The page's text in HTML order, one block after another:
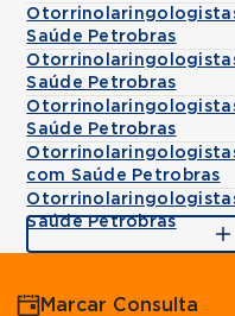
Saúde Petrobras
Saúde Petrobras
Saúde Petrobras
com Saúde Petrobras
Saúde Petrobras
Marcar Consulta